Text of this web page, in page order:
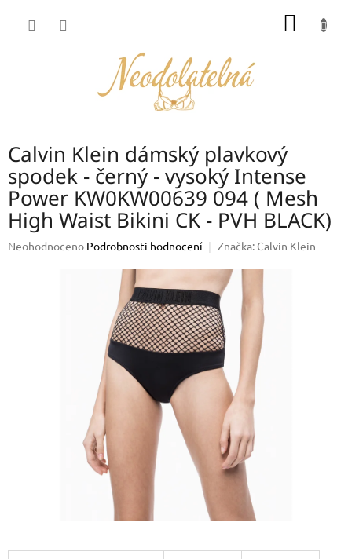
Calvin Klein dámský plavkový
spodek - černý - vysoký Intense
Power KW0KW00639 094 ( Mesh
High Waist Bikini CK - PVH BLACK)
Průměrné
Neohodnoceno Podrobnosti hodnocení Značka: Calvin Klein